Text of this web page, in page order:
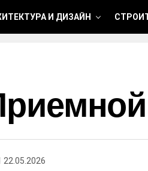
И ДИЗАЙН
22.05.2026